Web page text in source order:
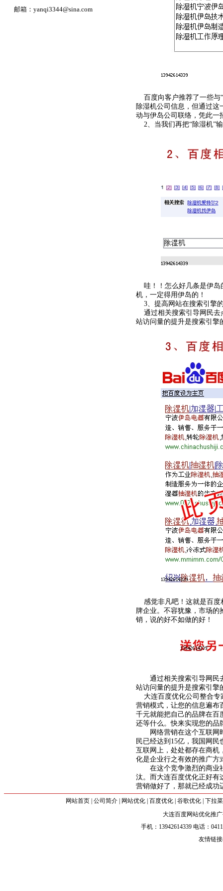
邮箱： yanqi3344@sina.com
百度向客户推荐了一些与
除湿机公司信息，但通过
动与伊岛公司联络，凭此一
2、当我们再把“除湿机”
哇！！怎么好几条是伊岛
机，一定得用伊岛的！
3、提高网站在搜索引擎
通过相关搜索引导网民去
站访问量的提升是搜索引擎
感觉非凡吧！这就是百度
牌企业。不容犹豫，市场的
销，说的好不如做的好！
通过相关搜索引导网民
站访问量的提升是搜索引擎
大连百度优化公司整合专
营销模式，让您的信息遍布
千元就能把自己的品牌在百
还等什么。快来实现您的品
网络营销在这个互联网时
民已经达到15亿，我国网
互联网上，处处都存在商机
化是企业行之有效的推广方
在这个竞争激烈的商业社
汰。而大连百度优化正好有
营销做好了，那就已经成功
网站首页 |公司简介 网站优化 |百度优化 |谷歌优化 |下拉
大连百度网站优化推
手机：13942614339 电话：
友情链